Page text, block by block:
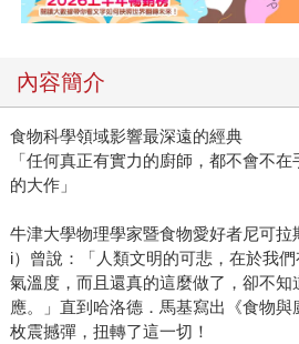
內容簡介
食物科學領域影響最深遠的經典
「任何真正有實力的廚師，都不會不
的大作」
牛津大學物理學家暨食物愛好者尼可拉
i）曾說：「人類文明的可悲，在於我
氣溫度，而且還真的這麼做了，卻不知
應。」直到哈洛德．馬基寫出《食物
枚震撼彈，扭轉了這一切！